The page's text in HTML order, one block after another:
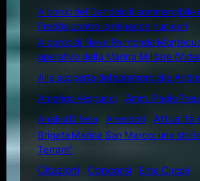
A bordo del Dandolo il
Fredda contro le minacce nucleari
A bordo di Nave Raimondo
operativo della Marina Militare
Alla scoperta del sommergibile
Amerigo Vespucci
Amm. Paolo Treu
Analisi Difesa
Aneddoti Attualità
Brigata Marina San Marco: una
Terram"
Citazioni
Concorsi
Ente Circoli